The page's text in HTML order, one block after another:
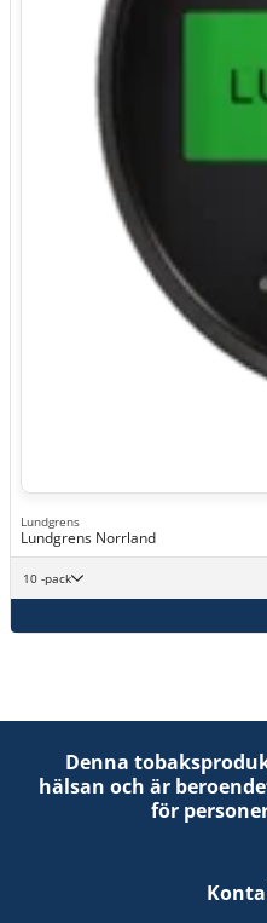
Lundgrens
Lundgrens Norrland
10 -pack
Denna
hälsan och är
för